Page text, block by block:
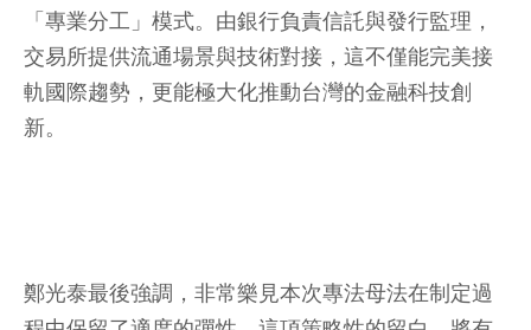
「專業分工」模式。由銀行負責信託與發行監理，
交易所提供流通場景與技術對接，這不僅能完美接
軌國際趨勢，更能極大化推動台灣的金融科技創
新。
鄭光泰最後強調，非常樂見本次專法母法在制定過